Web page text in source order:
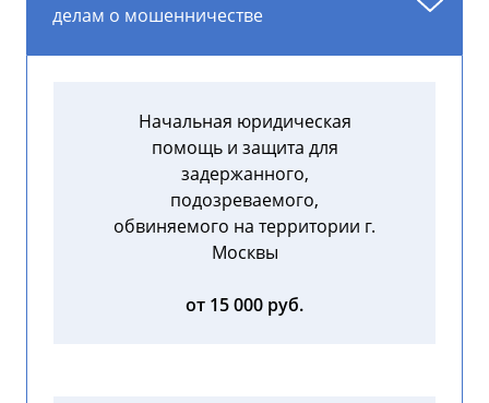
делам о мошенничестве
Начальная юридическая
помощь и защита для
задержанного,
подозреваемого,
обвиняемого на территории г.
Москвы
от 15 000 руб.